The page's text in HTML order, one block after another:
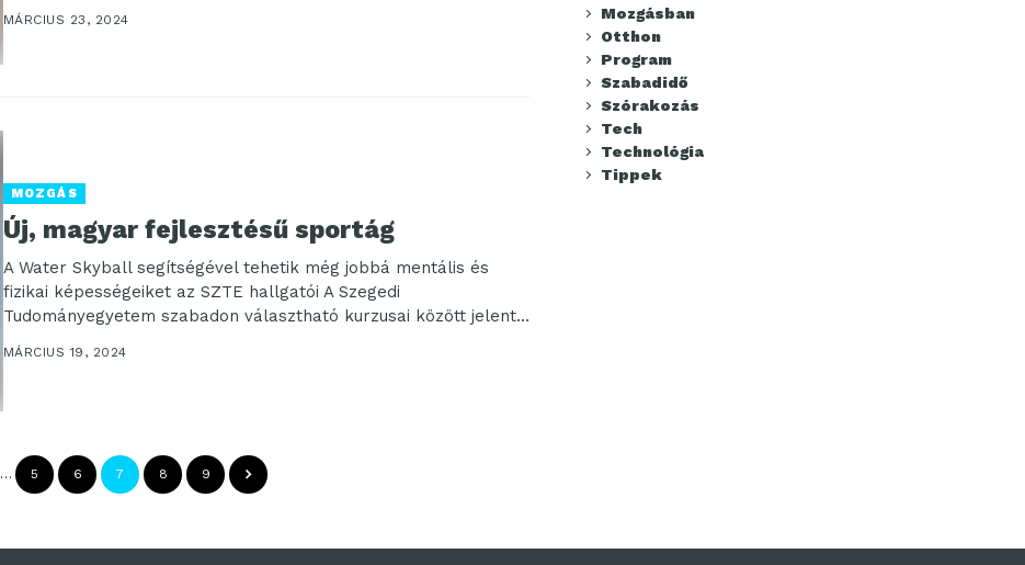
MÁRCIUS 23, 2024
MOZGÁS
Új, magyar fejlesztésű sportág
A Water Skyball segítségével tehetik még jobbá mentális és
fizikai képességeiket az SZTE hallgatói A Szegedi
Tudományegyetem szabadon választható kurzusai között jelent
MÁRCIUS 19, 2024
… 5 6 7 8 9
Mozgásban
Otthon
Program
Szabadidő
Szórakozás
Tech
Technológia
Tippek